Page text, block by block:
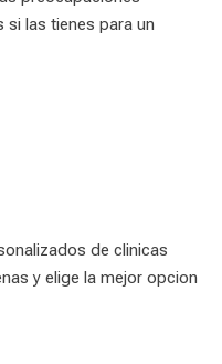
las tienes para un
de clinicas
y elige la mejor opcion